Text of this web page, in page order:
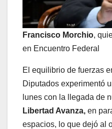
Francisco Morchio,
en Encuentro Federal
El equilibrio de fuerzas
Diputados experimentó
lunes con la llegada de
Libertad Avanza, en
espacios, lo que dejó al